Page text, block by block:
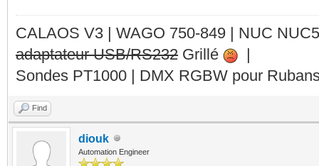
CALAOS V3 | WAGO 750-849 | NUC
adaptateur USB/RS232 Grillé
|
Sondes PT1000 | DMX RGBW pour
Find
diouk
Automation Engineer